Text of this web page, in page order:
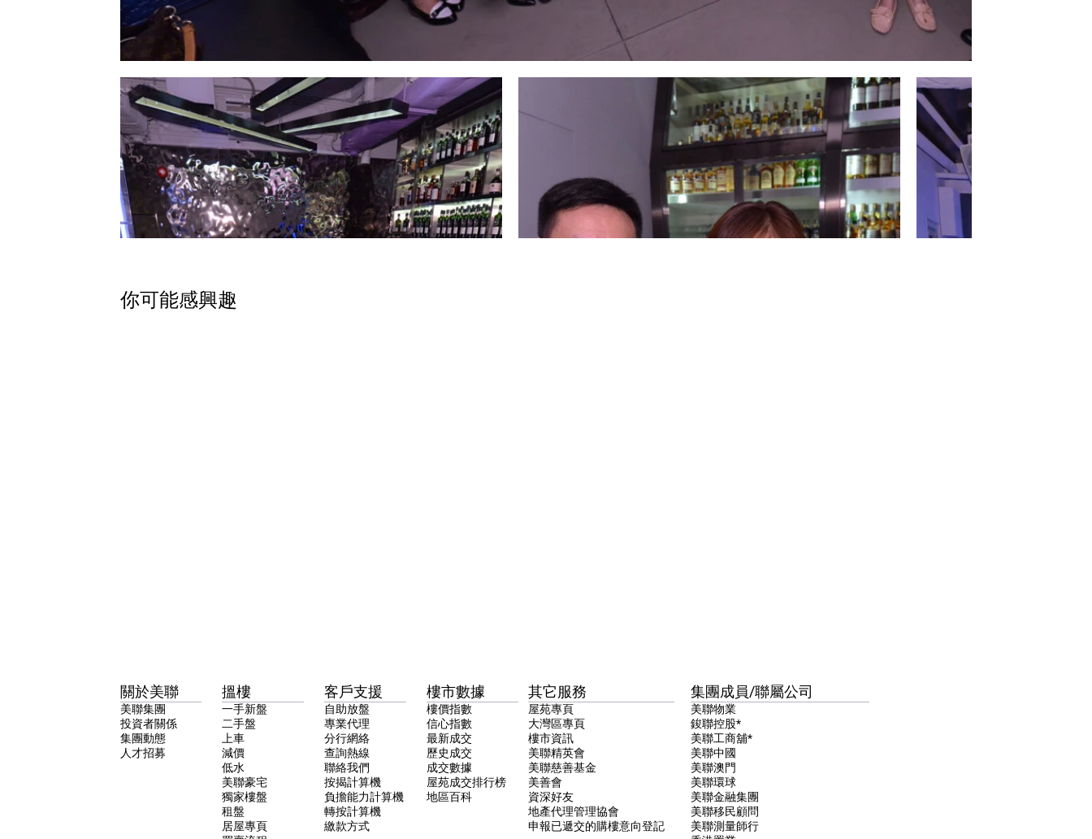
​你可能感興趣
美聯物業
鋑聯控股*
美聯工商舖*
美聯中國
美聯澳門
美聯環球
美聯金融集團
美聯移民顧問
美聯測量師行
集團成員/聯屬公司
屋苑專頁
大灣區專頁
樓市資訊
美聯精英會
美聯慈善基金
美善會
資深好友
地產代理管理協會
申報已遞交的購樓意向登記
其它服務
自助放盤
專業代理
分行網絡
查詢熱線
聯絡我們
按揭計算機
負擔能力計算機
轉按計算機
繳款方式
客戶支援
樓價指數
信心指數
最新成交
歷史成交
成交數據
屋苑成交排行榜
地區百科
樓市數據
一手新盤
二手盤
上車
減價
低水
美聯豪宅
獨家樓盤
租盤
居屋專頁
搵樓
美聯集團
投資者關係
集團動態
人才招募
關於美聯